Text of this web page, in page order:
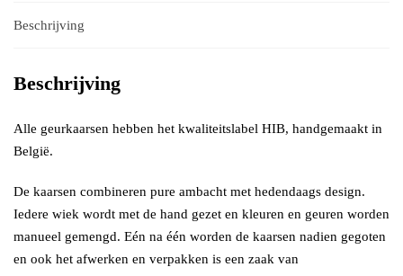
Beschrijving
Beschrijving
Alle geurkaarsen hebben het kwaliteitslabel HIB, handgemaakt in
België.
De kaarsen combineren pure ambacht met hedendaags design.
Iedere wiek wordt met de hand gezet en kleuren en geuren worden
manueel gemengd. Eén na één worden de kaarsen nadien gegoten
en ook het afwerken en verpakken is een zaak van